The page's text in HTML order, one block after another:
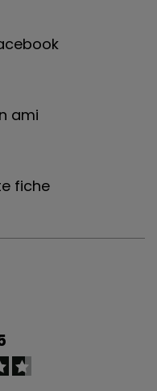
ami
fiche